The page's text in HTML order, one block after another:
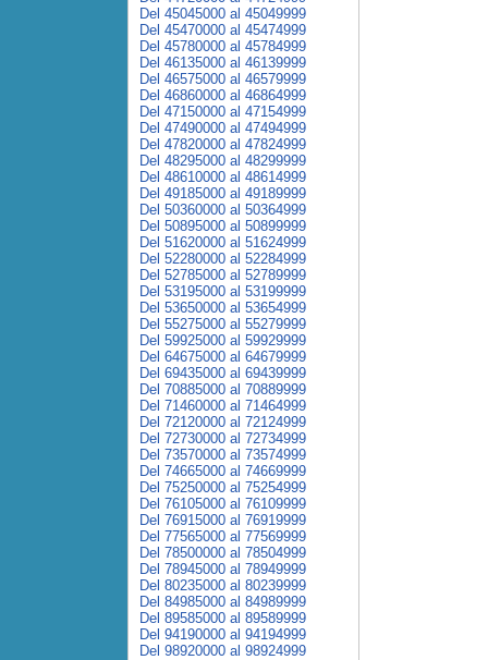
Del 45045000 al 45049999
Del 45470000 al 45474999
Del 45780000 al 45784999
Del 46135000 al 46139999
Del 46575000 al 46579999
Del 46860000 al 46864999
Del 47150000 al 47154999
Del 47490000 al 47494999
Del 47820000 al 47824999
Del 48295000 al 48299999
Del 48610000 al 48614999
Del 49185000 al 49189999
Del 50360000 al 50364999
Del 50895000 al 50899999
Del 51620000 al 51624999
Del 52280000 al 52284999
Del 52785000 al 52789999
Del 53195000 al 53199999
Del 53650000 al 53654999
Del 55275000 al 55279999
Del 59925000 al 59929999
Del 64675000 al 64679999
Del 69435000 al 69439999
Del 70885000 al 70889999
Del 71460000 al 71464999
Del 72120000 al 72124999
Del 72730000 al 72734999
Del 73570000 al 73574999
Del 74665000 al 74669999
Del 75250000 al 75254999
Del 76105000 al 76109999
Del 76915000 al 76919999
Del 77565000 al 77569999
Del 78500000 al 78504999
Del 78945000 al 78949999
Del 80235000 al 80239999
Del 84985000 al 84989999
Del 89585000 al 89589999
Del 94190000 al 94194999
Del 98920000 al 98924999